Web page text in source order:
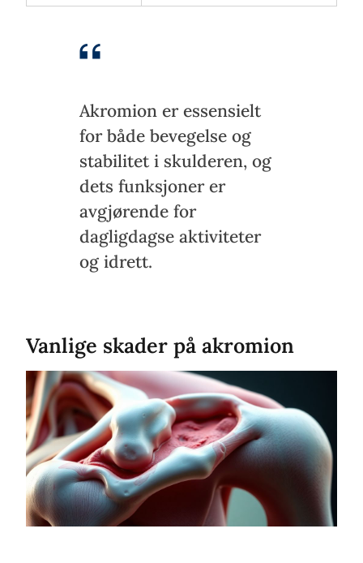
Akromion er essensielt
for både bevegelse og
stabilitet i skulderen, og
dets funksjoner er
avgjørende for
dagligdagse aktiviteter
og idrett.
Vanlige skader på akromion